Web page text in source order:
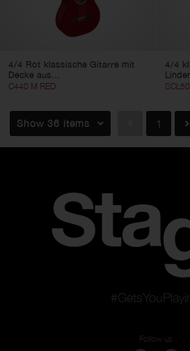
4/4 Rot klassische Gitarre mit
Decke aus...
C440 M RED
4/4
Show 36 items 1
Follow us